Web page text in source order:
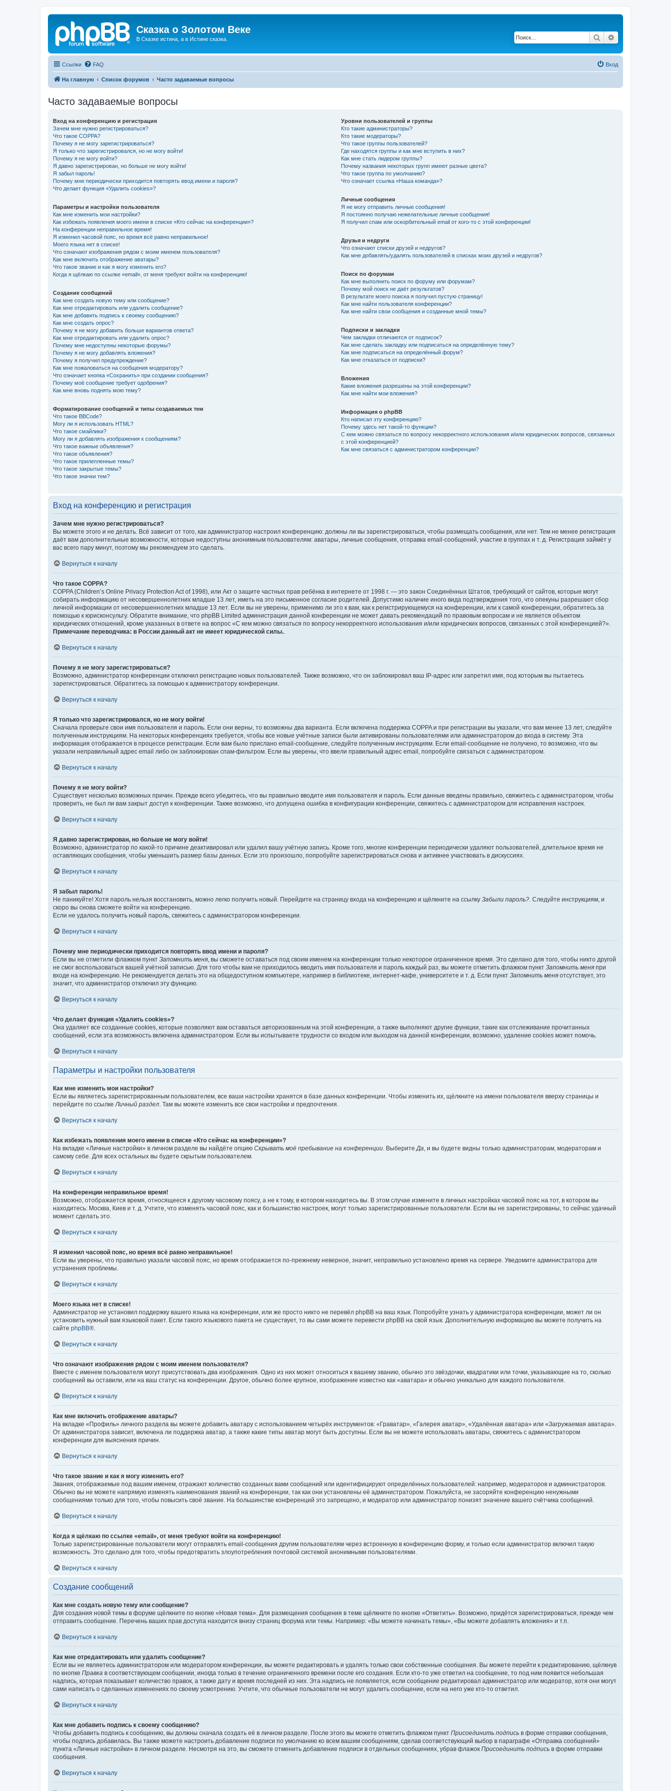
Сказка о Золотом Веке
В Сказке истина, а в Истине сказка. Поиск
Ссылки FAQ Вход
На главную Список форумов Часто задаваемые вопросы
Часто задаваемые вопросы
Вход на конференцию и регистрация
Зачем мне нужно регистрироваться?
Что такое COPPA?
Почему я не могу зарегистрироваться?
Я только что зарегистрировался, но не могу войти!
Почему я не могу войти?
Я давно зарегистрирован, но больше не могу войти!
Я забыл пароль!
Почему мне периодически приходится повторять ввод имени и пароля?
Что делает функция «Удалить cookies»?
Параметры и настройки пользователя
Как мне изменить мои настройки?
Как избежать появления моего имени в списке «Кто сейчас на конференции»?
На конференции неправильное время!
Я изменил часовой пояс, но время всё равно неправильное!
Моего языка нет в списке!
Что означают изображения рядом с моим именем пользователя?
Как мне включить отображение аватары?
Что такое звание и как я могу изменить его?
Когда я щёлкаю по ссылке «email», от меня требуют войти на конференцию!
Создание сообщений
Как мне создать новую тему или сообщение?
Как мне отредактировать или удалить сообщение?
Как мне добавить подпись к своему сообщению?
Как мне создать опрос?
Почему я не могу добавить больше вариантов ответа?
Как мне отредактировать или удалить опрос?
Почему мне недоступны некоторые форумы?
Почему я не могу добавлять вложения?
Почему я получил предупреждение?
Как мне пожаловаться на сообщения модератору?
Что означает кнопка «Сохранить» при создании сообщения?
Почему моё сообщение требует одобрения?
Как мне вновь поднять мою тему?
Форматирование сообщений и типы создаваемых тем
Что такое BBCode?
Могу ли я использовать HTML?
Что такое смайлики?
Могу ли я добавлять изображения к сообщениям?
Что такое важные объявления?
Что такое объявления?
Что такое прилепленные темы?
Что такое закрытые темы?
Что такое значки тем?
Уровни пользователей и группы
Кто такие администраторы?
Кто такие модераторы?
Что такое группы пользователей?
Где находятся группы и как мне вступить в них?
Как мне стать лидером группы?
Почему названия некоторых групп имеют разные цвета?
Что такое группа по умолчанию?
Что означает ссылка «Наша команда»?
Личные сообщения
Я не могу отправить личные сообщения!
Я постоянно получаю нежелательные личные сообщения!
Я получил спам или оскорбительный email от кого-то с этой конференции!
Друзья и недруги
Что означают списки друзей и недругов?
Как мне добавлять/удалять пользователей в списках моих друзей и недругов?
Поиск по форумам
Как мне выполнить поиск по форуму или форумам?
Почему мой поиск не даёт результатов?
В результате моего поиска я получил пустую страницу!
Как мне найти пользователя конференции?
Как мне найти свои сообщения и созданные мной темы?
Подписки и закладки
Чем закладки отличаются от подписок?
Как мне сделать закладку или подписаться на определённую тему?
Как мне подписаться на определённый форум?
Как мне отказаться от подписки?
Вложения
Какие вложения разрешены на этой конференции?
Как мне найти мои вложения?
Информация о phpBB
Кто написал эту конференцию?
Почему здесь нет такой-то функции?
С кем можно связаться по вопросу некорректного использования и/или юридических вопросов, связанных
с этой конференцией?
Как мне связаться с администратором конференции?
Вход на конференцию и регистрация
Зачем мне нужно регистрироваться?
Вы можете этого и не делать. Всё зависит от того, как администратор настроил конференцию: должны ли вы зарегистрироваться, чтобы размещать сообщения, или нет. Тем не менее регистрация
даёт вам дополнительные возможности, которые недоступны анонимным пользователям: аватары, личные сообщения, отправка email-сообщений, участие в группах и т. д. Регистрация займёт у
вас всего пару минут, поэтому мы рекомендуем это сделать.
Вернуться к началу
Что такое COPPA?
COPPA (Children’s Online Privacy Protection Act of 1998), или Акт о защите частных прав ребёнка в интернете от 1998 г. — это закон Соединённых Штатов, требующий от сайтов, которые могут
собирать информацию от несовершеннолетних младше 13 лет, иметь на это письменное согласие родителей. Допустимо наличие иного вида подтверждения того, что опекуны разрешают сбор
личной информации от несовершеннолетних младше 13 лет. Если вы не уверены, применимо ли это к вам, как к регистрирующемуся на конференции, или к самой конференции, обратитесь за
помощью к юрисконсульту. Обратите внимание, что phpBB Limited администрация данной конференции не может давать рекомендаций по правовым вопросам и не является объектом
юридических отношений, кроме указанных в ответе на вопрос «С кем можно связаться по вопросу некорректного использования и/или юридических вопросов, связанных с этой конференцией?».
Примечание переводчика: в России данный акт не имеет юридической силы.
Вернуться к началу
Почему я не могу зарегистрироваться?
Возможно, администратор конференции отключил регистрацию новых пользователей. Также возможно, что он заблокировал ваш IP-адрес или запретил имя, под которым вы пытаетесь
зарегистрироваться. Обратитесь за помощью к администратору конференции.
Вернуться к началу
Я только что зарегистрировался, но не могу войти!
Сначала проверьте свои имя пользователя и пароль. Если они верны, то возможны два варианта. Если включена поддержка COPPA и при регистрации вы указали, что вам менее 13 лет, следуйте
полученным инструкциям. На некоторых конференциях требуется, чтобы все новые учётные записи были активированы пользователями или администратором до входа в систему. Эта
информация отображается в процессе регистрации. Если вам было прислано email-сообщение, следуйте полученным инструкциям. Если email-сообщение не получено, то возможно, что вы
указали неправильный адрес email либо он заблокирован спам-фильтром. Если вы уверены, что ввели правильный адрес email, попробуйте связаться с администратором.
Вернуться к началу
Почему я не могу войти?
Существует несколько возможных причин. Прежде всего убедитесь, что вы правильно вводите имя пользователя и пароль. Если данные введены правильно, свяжитесь с администратором, чтобы
проверить, не был ли вам закрыт доступ к конференции. Также возможно, что допущена ошибка в конфигурации конференции, свяжитесь с администратором для исправления настроек.
Вернуться к началу
Я давно зарегистрирован, но больше не могу войти!
Возможно, администратор по какой-то причине деактивировал или удалил вашу учётную запись. Кроме того, многие конференции периодически удаляют пользователей, длительное время не
оставляющих сообщения, чтобы уменьшить размер базы данных. Если это произошло, попробуйте зарегистрироваться снова и активнее участвовать в дискуссиях.
Вернуться к началу
Я забыл пароль!
Не паникуйте! Хотя пароль нельзя восстановить, можно легко получить новый. Перейдите на страницу входа на конференцию и щёлкните на ссылку Забыли пароль? . Следуйте инструкциям, и
скоро вы снова сможете войти на конференцию.
Если не удалось получить новый пароль, свяжитесь с администратором конференции.
Вернуться к началу
Почему мне периодически приходится повторять ввод имени и пароля?
Если вы не отметили флажком пункт Запомнить меня , вы сможете оставаться под своим именем на конференции только некоторое ограниченное время. Это сделано для того, чтобы никто другой
не смог воспользоваться вашей учётной записью. Для того чтобы вам не приходилось вводить имя пользователя и пароль каждый раз, вы можете отметить флажком пункт Запомнить меня при
входе на конференцию. Не рекомендуется делать это на общедоступном компьютере, например в библиотеке, интернет-кафе, университете и т. д. Если пункт Запомнить меня отсутствует, это
значит, что администратор отключил эту функцию.
Вернуться к началу
Что делает функция «Удалить cookies»?
Она удаляет все созданные cookies, которые позволяют вам оставаться авторизованным на этой конференции, а также выполняют другие функции, такие как отслеживание прочитанных
сообщений, если эта возможность включена администратором. Если вы испытываете трудности со входом или выходом на данной конференции, возможно, удаление cookies может помочь.
Вернуться к началу
Параметры и настройки пользователя
Как мне изменить мои настройки?
Если вы являетесь зарегистрированным пользователем, все ваши настройки хранятся в базе данных конференции. Чтобы изменить их, щёлкните на имени пользователя вверху страницы и
перейдите по ссылке Личный раздел . Там вы можете изменить все свои настройки и предпочтения.
Вернуться к началу
Как избежать появления моего имени в списке «Кто сейчас на конференции»?
На вкладке «Личные настройки» в личном разделе вы найдёте опцию Скрывать моё пребывание на конференции . Выберите Да , и вы будете видны только администраторам, модераторам и
самому себе. Для всех остальных вы будете скрытым пользователем.
Вернуться к началу
На конференции неправильное время!
Возможно, отображается время, относящееся к другому часовому поясу, а не к тому, в котором находитесь вы. В этом случае измените в личных настройках часовой пояс на тот, в котором вы
находитесь: Москва, Киев и т. д. Учтите, что изменять часовой пояс, как и большинство настроек, могут только зарегистрированные пользователи. Если вы не зарегистрированы, то сейчас удачный
момент сделать это.
Вернуться к началу
Я изменил часовой пояс, но время всё равно неправильное!
Если вы уверены, что правильно указали часовой пояс, но время отображается по-прежнему неверное, значит, неправильно установлено время на сервере. Уведомите администратора для
устранения проблемы.
Вернуться к началу
Моего языка нет в списке!
Администратор не установил поддержку вашего языка на конференции, или же просто никто не перевёл phpBB на ваш язык. Попробуйте узнать у администратора конференции, может ли он
установить нужный вам языковой пакет. Если такого языкового пакета не существует, то вы сами можете перевести phpBB на свой язык. Дополнительную информацию вы можете получить на
сайте phpBB®.
Вернуться к началу
Что означают изображения рядом с моим именем пользователя?
Вместе с именем пользователя могут присутствовать два изображения. Одно из них может относиться к вашему званию, обычно это звёздочки, квадратики или точки, указывающие на то, сколько
сообщений вы оставили, или на ваш статус на конференции. Другое, обычно более крупное, изображение известно как «аватара» и обычно уникально для каждого пользователя.
Вернуться к началу
Как мне включить отображение аватары?
На вкладке «Профиль» личного раздела вы можете добавить аватару с использованием четырёх инструментов: «Граватар», «Галерея аватар», «Удалённая аватара» или «Загружаемая аватара».
От администратора зависит, включена ли поддержка аватар, а также какие типы аватар могут быть доступны. Если вы не можете использовать аватары, свяжитесь с администратором
конференции для выяснения причин.
Вернуться к началу
Что такое звание и как я могу изменить его?
Звания, отображаемые под вашим именем, отражают количество созданных вами сообщений или идентифицируют определённых пользователей: например, модераторов и администраторов.
Обычно вы не можете напрямую изменять наименования званий на конференции, так как они установлены её администратором. Пожалуйста, не засоряйте конференцию ненужными
сообщениями только для того, чтобы повысить своё звание. На большинстве конференций это запрещено, и модератор или администратор понизят значение вашего счётчика сообщений.
Вернуться к началу
Когда я щёлкаю по ссылке «email», от меня требуют войти на конференцию!
Только зарегистрированные пользователи могут отправлять email-сообщения другим пользователям через встроенную в конференцию форму, и только если администратор включил такую
возможность. Это сделано для того, чтобы предотвратить злоупотребления почтовой системой анонимными пользователями.
Вернуться к началу
Создание сообщений
Как мне создать новую тему или сообщение?
Для создания новой темы в форуме щёлкните по кнопке «Новая тема». Для размещения сообщения в теме щёлкните по кнопке «Ответить». Возможно, придётся зарегистрироваться, прежде чем
отправить сообщение. Перечень ваших прав доступа находится внизу страниц форума или темы. Например: «Вы можете начинать темы», «Вы можете добавлять вложения» и т.п.
Вернуться к началу
Как мне отредактировать или удалить сообщение?
Если вы не являетесь администратором или модератором конференции, вы можете редактировать и удалять только свои собственные сообщения. Вы можете перейти к редактированию, щёлкнув
по кнопке Правка в соответствующем сообщении, иногда только в течение ограниченного времени после его создания. Если кто-то уже ответил на сообщение, то под ним появится небольшая
надпись, которая показывает количество правок, а также дату и время последней из них. Эта надпись не появляется, если сообщение редактировал администратор или модератор, хотя они могут
сами написать о сделанных изменениях по своему усмотрению. Учтите, что обычные пользователи не могут удалить сообщение, если на него уже кто-то ответил.
Вернуться к началу
Как мне добавить подпись к своему сообщению?
Чтобы добавить подпись к сообщению, вы должны сначала создать её в личном разделе. После этого вы можете отметить флажком пункт Присоединить подпись в форме отправки сообщения,
чтобы подпись добавилась. Вы также можете настроить добавление подписи по умолчанию ко всем вашим сообщениям, сделав соответствующий выбор в параграфе «Отправка сообщений»
пункта «Личные настройки» в личном разделе. Несмотря на это, вы сможете отменить добавление подписи в отдельных сообщениях, убрав флажок Присоединить подпись в форме отправки
сообщения.
Вернуться к началу